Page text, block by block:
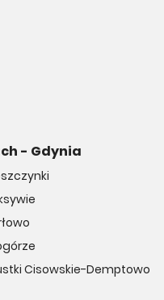
- Gdynia
Cisowskie-Demptowo